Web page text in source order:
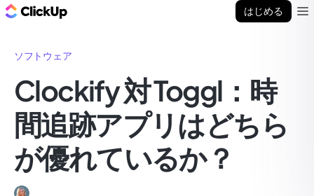
はじめる
ソフトウェア
Clockify 対 Toggl：時
間追跡アプリはどちら
が優れているか？